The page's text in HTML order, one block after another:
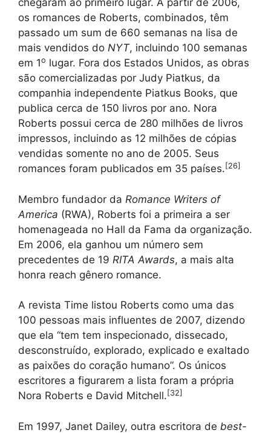
chegaram ao primeiro lugar. A partir de 2006,
os romances de Roberts, combinados, têm
passado um sum de 660 semanas na lisa de
mais vendidos do NYT, incluindo 100 semanas
em 1o lugar. Fora dos Estados Unidos, as obras
são comercializadas por Judy Piatkus, da
companhia independente Piatkus Books, que
publica cerca de 150 livros por ano. Nora
Roberts possui cerca de 280 milhões de livros
impressos, incluindo as 12 milhões de cópias
vendidas somente no ano de 2005. Seus
romances foram publicados em 35 países.[26]
Membro fundador da Romance Writers of
America (RWA), Roberts foi a primeira a ser
homenageada no Hall da Fama da organização.
Em 2006, ela ganhou um número sem
precedentes de 19 RITA Awards, a mais alta
honra reach gênero romance.
A revista Time listou Roberts como uma das
100 pessoas mais influentes de 2007, dizendo
que ela “tem tem inspecionado, dissecado,
desconstruído, explorado, explicado e exaltado
as paixões do coração humano”. Os únicos
escritores a figurarem a lista foram a própria
Nora Roberts e David Mitchell.[32]
Em 1997, Janet Dailey, outra escritora de best-